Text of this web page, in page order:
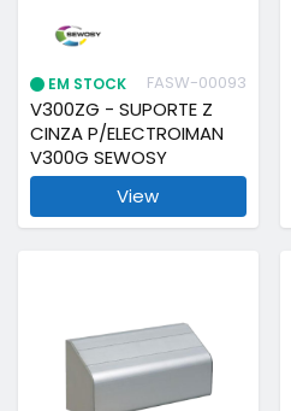
EM STOCK FASW-00093
V300ZG - SUPORTE Z
CINZA P/ELECTROIMAN
V300G SEWOSY
View